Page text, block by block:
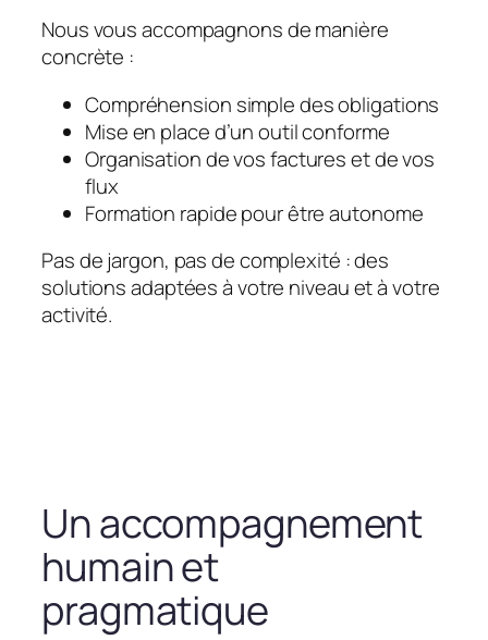
Nous vous accompagnons de manière
concrète :
Compréhension simple des obligations
Mise en place d’un outil conforme
Organisation de vos factures et de vos
flux
Formation rapide pour être autonome
Pas de jargon, pas de complexité : des
solutions adaptées à votre niveau et à votre
activité.
Un accompagnement
humain et
pragmatique